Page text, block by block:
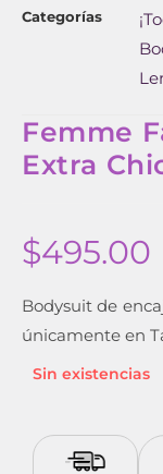
Categorías
Femme
Extra
$495.00
Bodysuit de
únicamente en
Sin existencias